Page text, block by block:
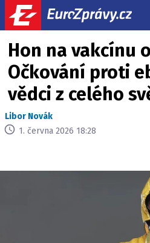
Hon na vakcínu
Očkování proti
vědci z celého
Libor Novák
1. června 2026 18:28